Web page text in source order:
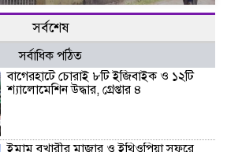
সর্বশেষ
সর্বাধিক পঠিত
বাগেরহাটে চোরাই ৮টি ইজিবাইক ও ১২টি
শ্যালোমেশিন উদ্ধার, গ্রেপ্তার ৪